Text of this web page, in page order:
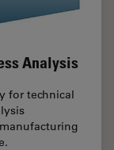
Analysis
for technical